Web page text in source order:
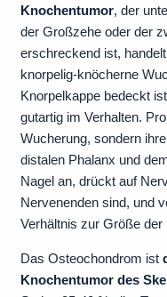
Knochentumor, der
der Großzehe oder der
erschreckend ist,
knorpelig-knöcherne
Knorpelkappe bedeckt
gutartig im Verhalten.
Wucherung, sondern ihre
distalen Phalanx und
Nagel an, drückt auf
Nervenenden sind, und
Verhältnis zur Größe der
Das Osteochondrom ist
Knochentumor des